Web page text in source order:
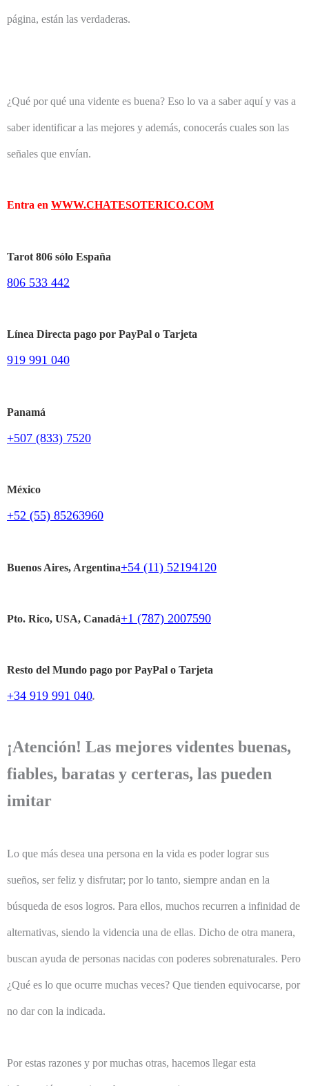
página, están las verdaderas.
¿Qué por qué una vidente es buena? Eso lo va a saber aquí y vas a
saber identificar a las mejores y además, conocerás cuales son las
señales que envían.
Entra en WWW.CHATESOTERICO.COM
Tarot 806 sólo España
806 533 442
Línea Directa pago por PayPal o Tarjeta
919 991 040
Panamá
+507 (833) 7520
México
+52 (55) 85263960
Buenos Aires, Argentina+54 (11) 52194120
Pto. Rico, USA, Canadá+1 (787) 2007590
Resto del Mundo pago por PayPal o Tarjeta
+34 919 991 040.
¡Atención! Las mejores videntes buenas,
fiables, baratas y certeras, las pueden
imitar
Lo que más desea una persona en la vida es poder lograr sus
sueños, ser feliz y disfrutar; por lo tanto, siempre andan en la
búsqueda de esos logros. Para ellos, muchos recurren a infinidad de
alternativas, siendo la videncia una de ellas. Dicho de otra manera,
buscan ayuda de personas nacidas con poderes sobrenaturales. Pero
¿Qué es lo que ocurre muchas veces? Que tienden equivocarse, por
no dar con la indicada.
Por estas razones y por muchas otras, hacemos llegar esta